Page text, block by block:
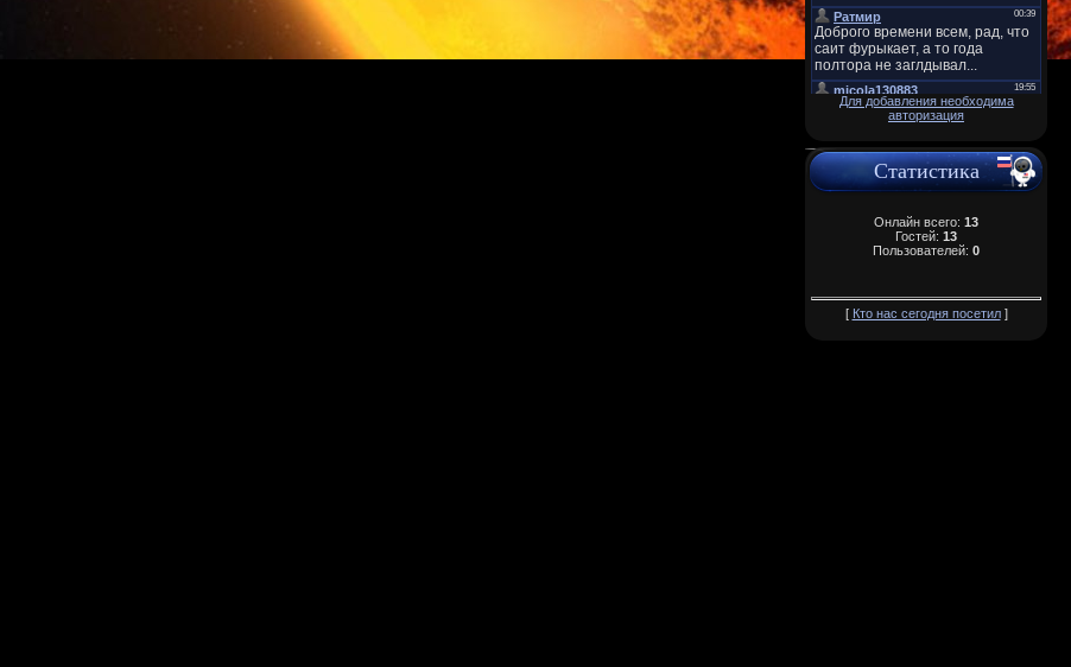
Для добавления необходима
авторизация
Статистика
Онлайн всего: 13
Гостей: 13
Пользователей: 0
[ Кто нас сегодня посетил]